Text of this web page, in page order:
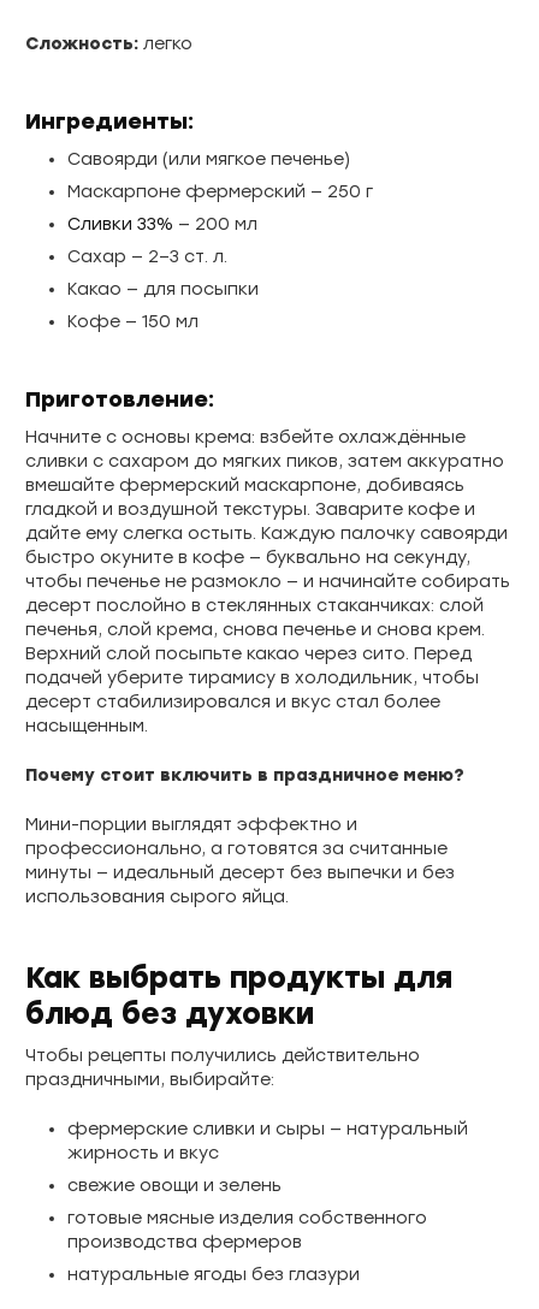
Сложность: легко
Ингредиенты:
Савоярди (или мягкое печенье)
Маскарпоне фермерский — 250 г
Сливки 33% — 200 мл
Сахар — 2–3 ст. л.
Какао — для посыпки
Кофе — 150 мл
Приготовление:
Начните с основы крема: взбейте охлаждённые
сливки с сахаром до мягких пиков, затем аккуратно
вмешайте фермерский маскарпоне, добиваясь
гладкой и воздушной текстуры. Заварите кофе и
дайте ему слегка остыть. Каждую палочку савоярди
быстро окуните в кофе — буквально на секунду,
чтобы печенье не размокло — и начинайте собирать
десерт послойно в стеклянных стаканчиках: слой
печенья, слой крема, снова печенье и снова крем.
Верхний слой посыпьте какао через сито. Перед
подачей уберите тирамису в холодильник, чтобы
десерт стабилизировался и вкус стал более
насыщенным.
Почему стоит включить в праздничное меню?
Мини-порции выглядят эффектно и
профессионально, а готовятся за считанные
минуты — идеальный десерт без выпечки и без
использования сырого яйца.
Как выбрать продукты для
блюд без духовки
Чтобы рецепты получились действительно
праздничными, выбирайте:
фермерские сливки и сыры — натуральный
жирность и вкус
свежие овощи и зелень
готовые мясные изделия собственного
производства фермеров
натуральные ягоды без глазури